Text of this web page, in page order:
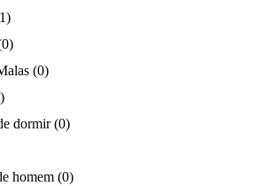
(0)
dormir (0)
homem (0)